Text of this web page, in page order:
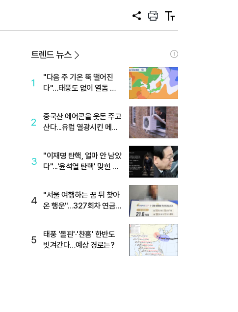
공
프
트
텍
트
트렌드 뉴스
1
"다음 주 기온 뚝 떨어진
다"…태풍도 없이 열돔 박
2
중국산 에어콘을 웃돈 주고
산다...유럽 열광시킨 메이
3
"이재명 탄핵, 얼마 안 남았
다"...'윤석열 탄핵' 맞힌 무
4
"서울 여행하는 꿈 뒤 찾아
온 행운"…327회차 연금
5
태풍 '돌핀'·'찬홈' 한반도
빗겨간다…예상 경로는?